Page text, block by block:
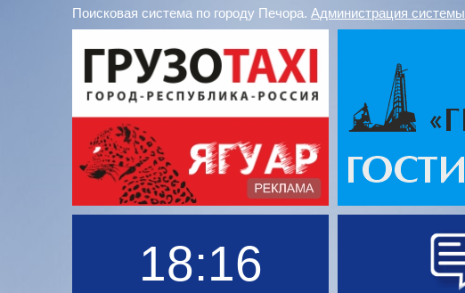
Поисковая система по городу Печора. Администрация системы
18:16